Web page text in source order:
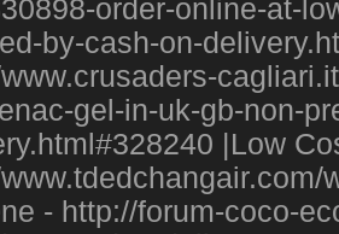
order-online-at-
by-cash-on-
gel-in-uk-gb-non-
|Low
- http://forum-coco-